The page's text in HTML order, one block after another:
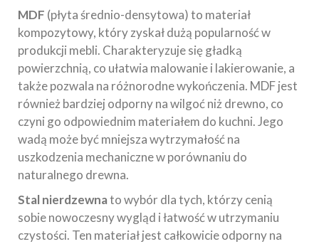
MDF (płyta średnio-densytowa) to materiał
kompozytowy, który zyskał dużą popularność w
produkcji mebli. Charakteryzuje się gładką
powierzchnią, co ułatwia malowanie i lakierowanie, a
także pozwala na różnorodne wykończenia. MDF jest
również bardziej odporny na wilgoć niż drewno, co
czyni go odpowiednim materiałem do kuchni. Jego
wadą może być mniejsza wytrzymałość na
uszkodzenia mechaniczne w porównaniu do
naturalnego drewna.
Stal nierdzewnato wybór dla tych, którzy cenią
sobie nowoczesny wygląd i łatwość w utrzymaniu
czystości. Ten materiał jest całkowicie odporny na